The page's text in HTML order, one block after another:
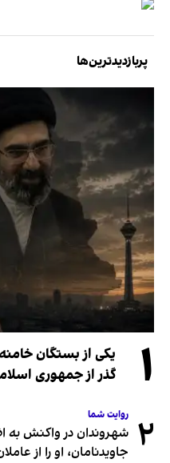
پربازدیدترین‌ها
۱
یکی از بستگان
گذر از جمهوری
۲ روایت شما
شهروندان در واکنش به
جاویدنامان، او را از